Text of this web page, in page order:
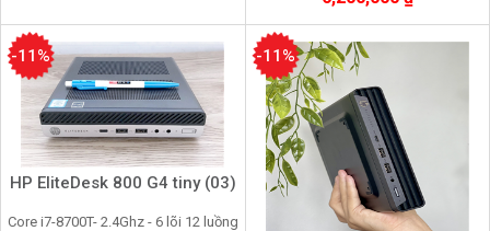
tiện)
HP EliteDesk 800 G4 tiny (03)
Core i7-8700T- 2.4Ghz - 6 lõi 12 luồng
-11% -11%